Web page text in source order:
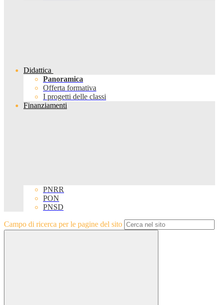
Didattica
Panoramica
Offerta formativa
I progetti delle classi
Finanziamenti
PNRR
PON
PNSD
Campo di ricerca per le pagine del sito